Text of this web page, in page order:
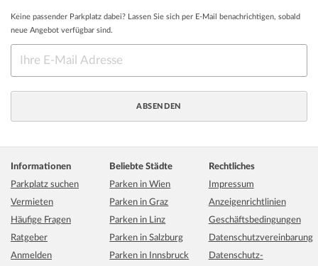
Keine passender Parkplatz dabei? Lassen Sie sich per E-Mail benachrichtigen, sobald
neue Angebot verfügbar sind.
Informationen
Parkplatz suchen
Vermieten
Häufige Fragen
Ratgeber
Anmelden
Beliebte Städte
Parken in Wien
Parken in Graz
Parken in Linz
Parken in Salzburg
Parken in Innsbruck
Rechtliches
Impressum
Anzeigenrichtlinien
Geschäftsbedingungen
Datenschutzvereinbarung
Datenschutz-